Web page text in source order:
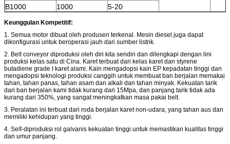
B1000
1000 5-20
Keunggulan Kompetitif:
1. Semua motor dibuat oleh produsen terkenal. Mesin diesel juga dapat
dikonfigurasi untuk beroperasi jauh dari sumber listrik.
2. Belt conveyor diproduksi oleh diri kita sendiri dan dilengkapi dengan lini
produksi kelas satu di Cina. Karet terbuat dari kelas karet dan styrene
butadiene grade I karet alami. Kain mengadopsi kain EP kepadatan tinggi dan
mengadopsi teknologi produksi canggih untuk membuat ban berjalan memakai
tahan, tahan panas, tahan asam dan alkali dan tahan minyak. Kekuatan tarik
dari ban berjalan kami tidak kurang dari 15Mpa, dan panjang tarik tidak ada
kurang dari 350%, yang sangat meningkatkan masa pakai belt.
3. Peralatan ini terbuat dari roda berjalan karet non-udara, yang tahan aus dan
memiliki kehidupan yang tinggi.
4. Self-diproduksi rol galvanis kekuatan tinggi untuk memastikan kualitas tinggi
dan umur panjang.